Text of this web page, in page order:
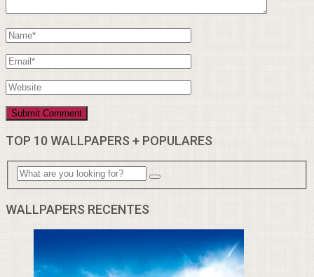
TOP 10 WALLPAPERS + POPULARES
WALLPAPERS RECENTES